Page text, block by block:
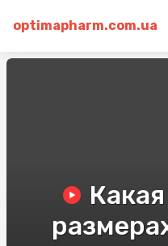
optimapharm.com.ua